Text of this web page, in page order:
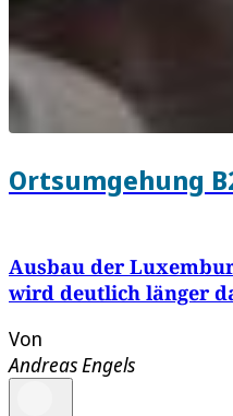
Ortsumgehung
Ausbau der
wird deutlich länger
Von
Andreas Engels